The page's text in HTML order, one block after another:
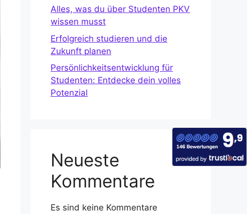
Alles, was du über Studenten PKV
wissen musst
Erfolgreich studieren und die
Zukunft planen
Persönlichkeitsentwicklung für
Studenten: Entdecke dein volles
Potenzial
Neueste
Kommentare
Es sind keine Kommentare